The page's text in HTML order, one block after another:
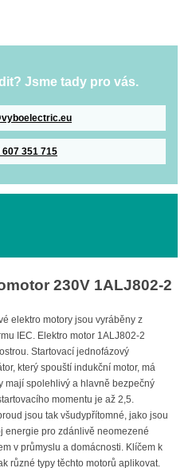
Jsme tady pro vás.
607 351 715
230V 1ALJ802-2
elektro motory jsou vyráběny z
IEC. Elektro motor 1ALJ802-2
Startovací jednofázový
který spouští indukční motor, má
mají spolehlivý a hlavně bezpečný
momentu je až 2,5.
jsou tak všudypřítomné, jako jsou
energie pro zdánlivě neomezené
v průmyslu a domácnosti. Klíčem k
různé typy těchto motorů aplikovat.